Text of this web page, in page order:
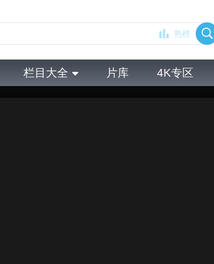
热榜
栏目大全 片库 4K专区